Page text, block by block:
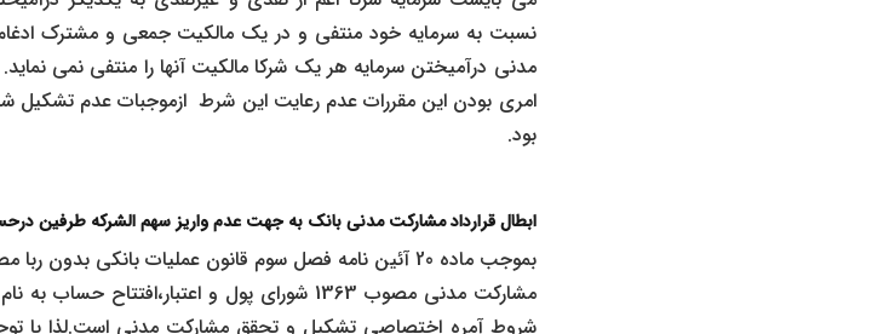
نسبت به سرمایه خود منتفی و در یک مالکیت جمعی و مشترک
مدنی درآمیختن سرمایه هر یک شرکا مالکیت آنها را منتفی نمی
امری بودن این مقررات عدم رعایت این شرط ازموجبات عدم تشکیل
بود.
ابطال قرارداد مشارکت مدنی بانک به جهت عدم واریز سهم الشرکه
مشارکت مدنی مصوب 1363 شورای پول و
شروط آمره اختصاصی تشکیل و تحقق مشارکت مدنی است.لذا با